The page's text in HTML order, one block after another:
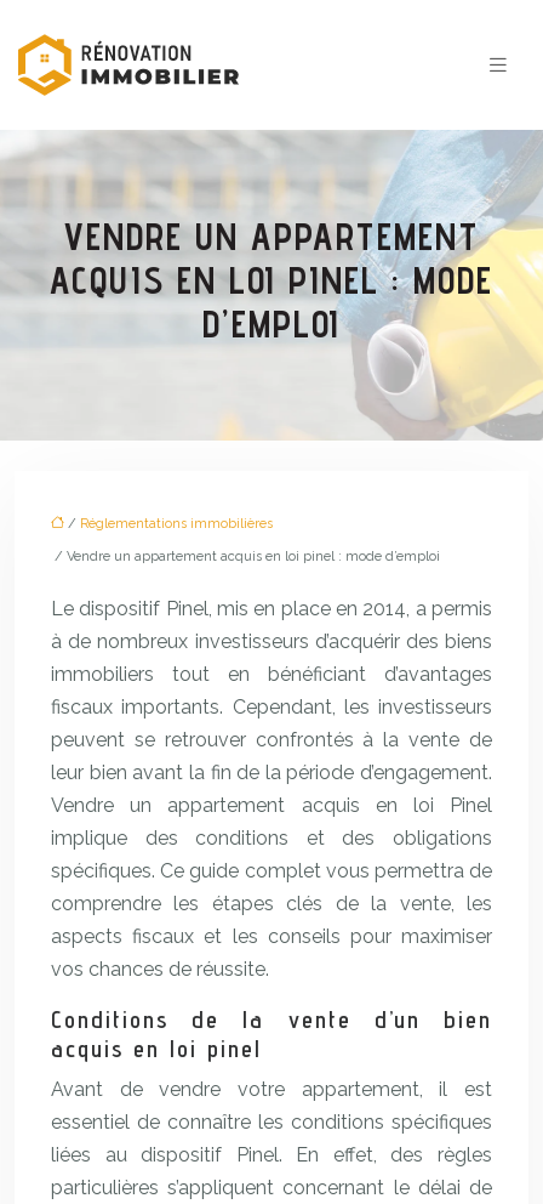
VENDRE UN APPARTEMENT
ACQUIS EN LOI PINEL : MODE
D’EMPLOI
/ Réglementations immobilières
/ Vendre un appartement acquis en loi pinel : mode d’emploi
Le dispositif Pinel, mis en place en 2014, a permis
à de nombreux investisseurs d’acquérir des biens
immobiliers tout en bénéficiant d’avantages
fiscaux importants. Cependant, les investisseurs
peuvent se retrouver confrontés à la vente de
leur bien avant la fin de la période d’engagement.
Vendre un appartement acquis en loi Pinel
implique des conditions et des obligations
spécifiques. Ce guide complet vous permettra de
comprendre les étapes clés de la vente, les
aspects fiscaux et les conseils pour maximiser
vos chances de réussite.
Conditions de la vente d’un bien
acquis en loi pinel
Avant de vendre votre appartement, il est
essentiel de connaître les conditions spécifiques
liées au dispositif Pinel. En effet, des règles
particulières s’appliquent concernant le délai de